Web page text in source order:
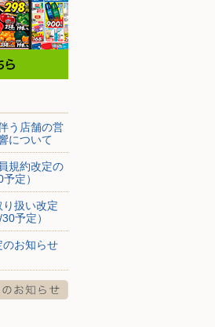
う店舗の営
について
規約改定の
定）
扱い改定
予定）
お知らせ